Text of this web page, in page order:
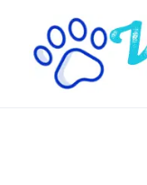
content